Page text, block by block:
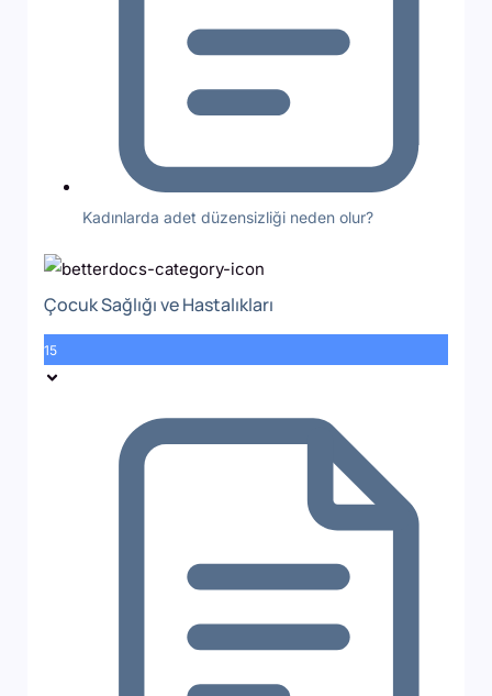
Kadınlarda adet düzensizliği neden olur?
Çocuk Sağlığı ve Hastalıkları
15